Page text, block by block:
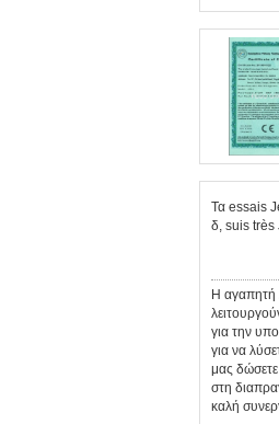
Τα essais
δ, suis très
Η αγαπητή
για την
για να
μας δώσετε
στη
καλή